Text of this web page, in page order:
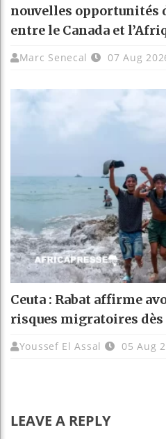
nouvelles opportunités
entre le Canada et
Marc Senecal 07 Aug
Ceuta : Rabat affirme
risques migratoires
Youssef El Assal 05 Aug
LEAVE A REPLY